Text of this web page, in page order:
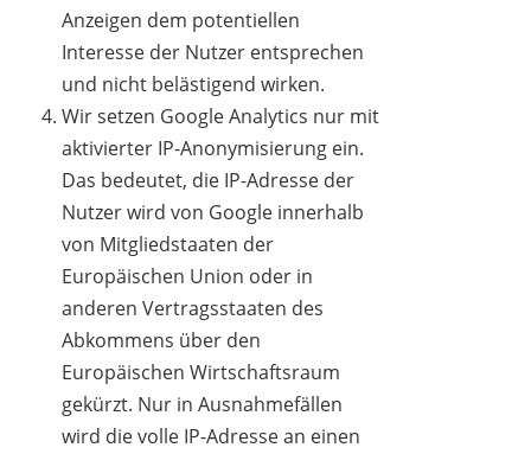
Anzeigen dem potentiellen
Interesse der Nutzer entsprechen
und nicht belästigend wirken.
Wir setzen Google Analytics nur mit
aktivierter IP-Anonymisierung ein.
Das bedeutet, die IP-Adresse der
Nutzer wird von Google innerhalb
von Mitgliedstaaten der
Europäischen Union oder in
anderen Vertragsstaaten des
Abkommens über den
Europäischen Wirtschaftsraum
gekürzt. Nur in Ausnahmefällen
wird die volle IP-Adresse an einen